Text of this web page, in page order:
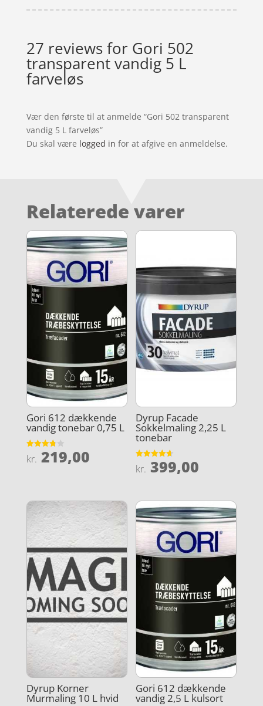
27 reviews for Gori 502
transparent vandig 5 L
farveløs
Vær den første til at anmelde “Gori 502 transparent
vandig 5 L farveløs”
Du skal være logged in for at afgive en anmeldelse.
Relaterede varer
Gori 612 dækkende
vandig tonebar 0,75 L
Vurderet
3.8
kr. 219,00
Dyrup Facade
Sokkelmaling 2,25 L
tonebar
Vurderet
4.6
kr. 399,00
Dyrup Korner
Murmaling 10 L hvid
Gori 612 dækkende
vandig 2,5 L kulsort